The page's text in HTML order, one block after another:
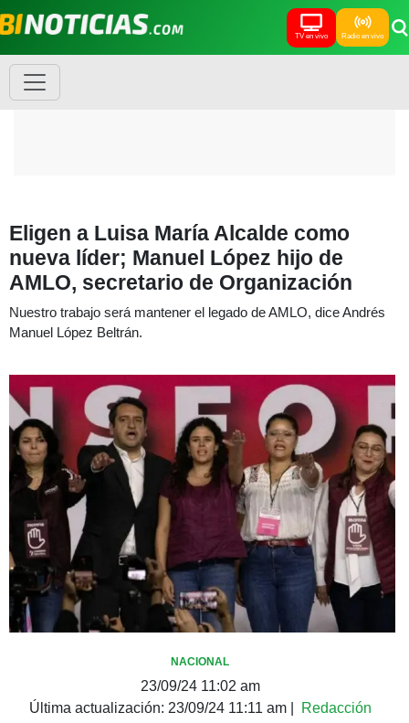
TV en vivo Radio en vivo
Eligen a Luisa María Alcalde como
nueva líder; Manuel López hijo de
AMLO, secretario de Organización
Nuestro trabajo será mantener el legado de AMLO, dice Andrés
Manuel López Beltrán.
NACIONAL
23/09/24 11:02 am
Última actualización: 23/09/24 11:11 am| Redacción